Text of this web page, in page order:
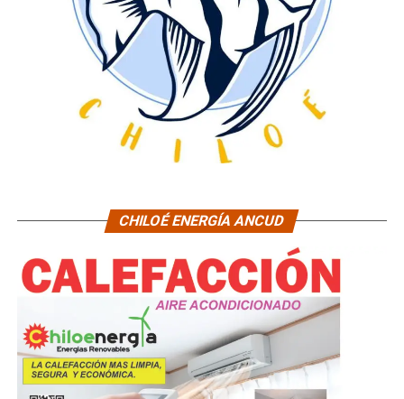
CHILOÉ ENERGÍA ANCUD